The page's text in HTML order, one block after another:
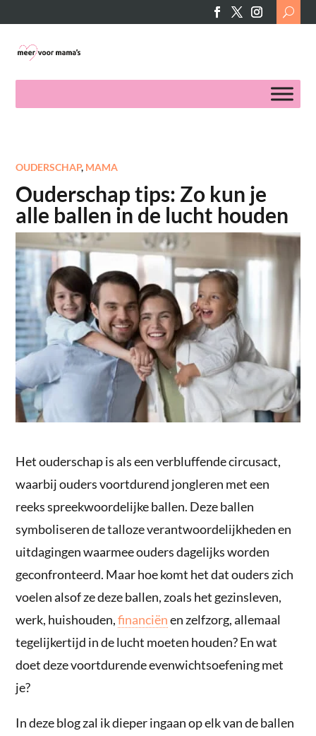
Search
for:
OUDERSCHAP, MAMA
Ouderschap tips: Zo kun je
alle ballen in de lucht houden
Het ouderschap is als een verbluffende circusact,
waarbij ouders voortdurend jongleren met een
reeks spreekwoordelijke ballen. Deze ballen
symboliseren de talloze verantwoordelijkheden en
uitdagingen waarmee ouders dagelijks worden
geconfronteerd. Maar hoe komt het dat ouders zich
voelen alsof ze deze ballen, zoals het gezinsleven,
werk, huishouden,financiënen zelfzorg, allemaal
tegelijkertijd in de lucht moeten houden? En wat
doet deze voortdurende evenwichtsoefening met
je?
In deze blog zal ik dieper ingaan op elk van de ballen